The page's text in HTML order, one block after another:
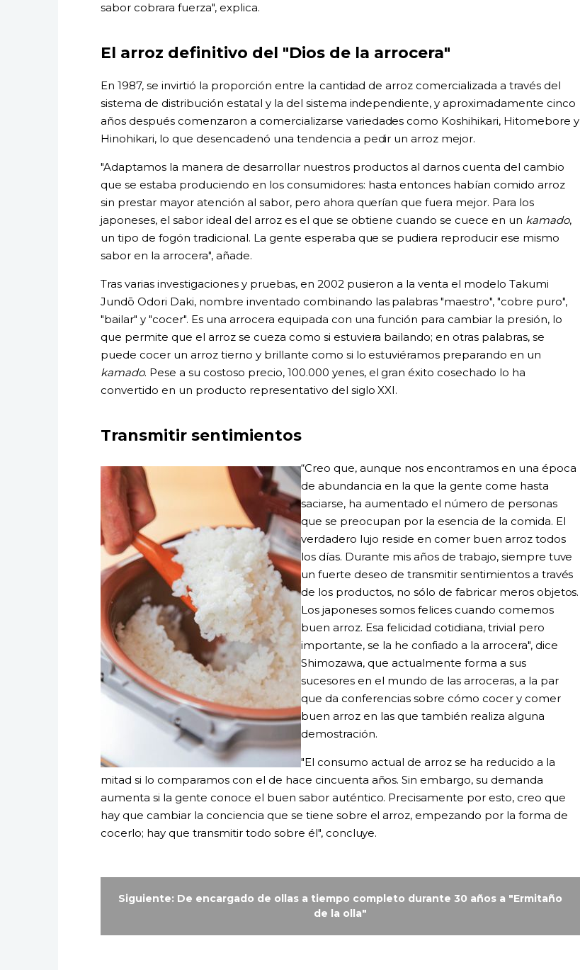
sabor cobrara fuerza", explica.
El arroz definitivo del "Dios de la arrocera"
En 1987, se invirtió la proporción entre la cantidad de arroz comercializada a través del
sistema de distribución estatal y la del sistema independiente, y aproximadamente cinco
años después comenzaron a comercializarse variedades como Koshihikari, Hitomebore y
Hinohikari, lo que desencadenó una tendencia a pedir un arroz mejor.
"Adaptamos la manera de desarrollar nuestros productos al darnos cuenta del cambio
que se estaba produciendo en los consumidores: hasta entonces habían comido arroz
sin prestar mayor atención al sabor, pero ahora querían que fuera mejor. Para los
japoneses, el sabor ideal del arroz es el que se obtiene cuando se cuece en un kamado,
un tipo de fogón tradicional. La gente esperaba que se pudiera reproducir ese mismo
sabor en la arrocera", añade.
Tras varias investigaciones y pruebas, en 2002 pusieron a la venta el modelo Takumi
Jundō Odori Daki, nombre inventado combinando las palabras "maestro", "cobre puro",
"bailar" y "cocer". Es una arrocera equipada con una función para cambiar la presión, lo
que permite que el arroz se cueza como si estuviera bailando; en otras palabras, se
puede cocer un arroz tierno y brillante como si lo estuviéramos preparando en un
kamado. Pese a su costoso precio, 100.000 yenes, el gran éxito cosechado lo ha
convertido en un producto representativo del siglo XXI.
Transmitir sentimientos
“Creo que, aunque nos encontramos en una época
de abundancia en la que la gente come hasta
saciarse, ha aumentado el número de personas
que se preocupan por la esencia de la comida. El
verdadero lujo reside en comer buen arroz todos
los días. Durante mis años de trabajo, siempre tuve
un fuerte deseo de transmitir sentimientos a través
de los productos, no sólo de fabricar meros objetos.
Los japoneses somos felices cuando comemos
buen arroz. Esa felicidad cotidiana, trivial pero
importante, se la he confiado a la arrocera", dice
Shimozawa, que actualmente forma a sus
sucesores en el mundo de las arroceras, a la par
que da conferencias sobre cómo cocer y comer
buen arroz en las que también realiza alguna
demostración.
"El consumo actual de arroz se ha reducido a la
mitad si lo comparamos con el de hace cincuenta años. Sin embargo, su demanda
aumenta si la gente conoce el buen sabor auténtico. Precisamente por esto, creo que
hay que cambiar la conciencia que se tiene sobre el arroz, empezando por la forma de
cocerlo; hay que transmitir todo sobre él", concluye.
Siguiente: De encargado de ollas a tiempo completo durante 30 años a "Ermitaño
de la olla"